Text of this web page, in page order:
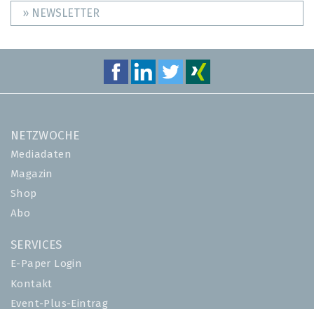
» NEWSLETTER
NETZWOCHE
Mediadaten
Magazin
Shop
Abo
SERVICES
E-Paper Login
Kontakt
Event-Plus-Eintrag